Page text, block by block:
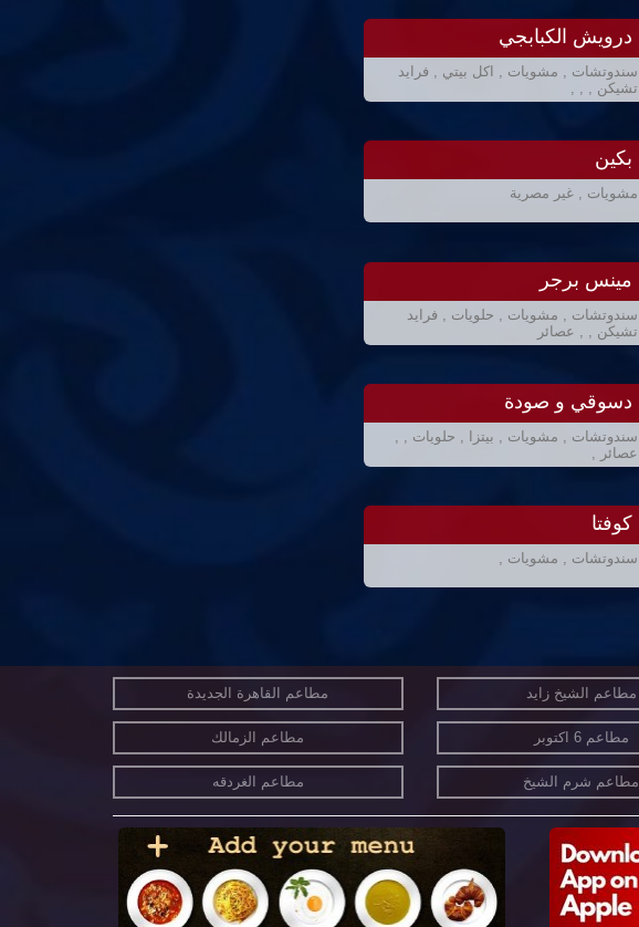
درويش الكبابجي
سندوتشات , مشويات , اكل بيتي , فرايد
تشيكن , , ,
بكين
مشويات , غير مصرية
مينس برجر
سندوتشات , مشويات , حلويات , فرايد
تشيكن , , عصائر
دسوقي و صودة
سندوتشات , مشويات , بيتزا , حلويات , ,
عصائر ,
كوفتا
سندوتشات , مشويات ,
مطاعم الشيخ زايد مطاعم القاهرة الجديدة
مطاعم 6 اكتوبر مطاعم الزمالك
مطاعم شرم الشيخ مطاعم الغردقه